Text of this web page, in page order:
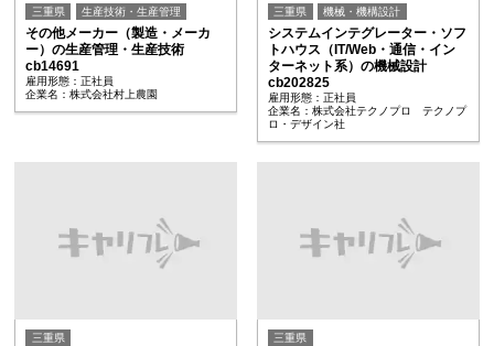
三重県 生産技術・生産管理
その他メーカー（製造・メーカ
ー）の生産管理・生産技術
cb14691
雇用形態：正社員
企業名：株式会社村上農園
三重県 機械・機構設計
システムインテグレーター・ソフ
トハウス（IT/Web・通信・イン
ターネット系）の機械設計
cb202825
雇用形態：正社員
企業名：株式会社テクノプロ テクノプ
ロ・デザイン社
三重県
三重県